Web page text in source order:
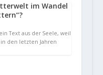
im Wandel
Text aus der Seele, weil
den letzten Jahren